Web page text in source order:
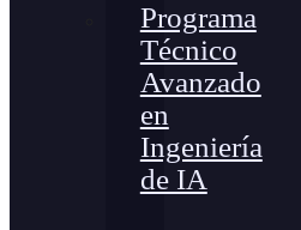
Programa
Técnico
Avanzado
en
Ingeniería
de IA